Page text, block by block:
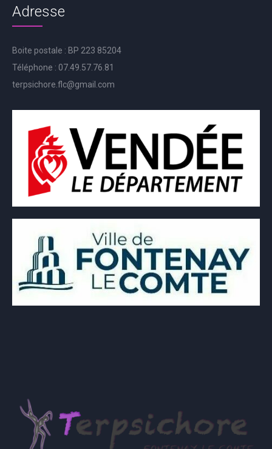
Adresse
Boite postale : BP 223 85204
Téléphone : 07.49.57.76.81
terpsichore.flc@gmail.com